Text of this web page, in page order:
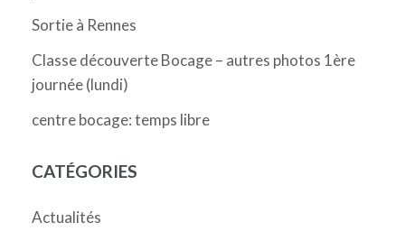
Sortie à Rennes
Classe découverte Bocage – autres photos 1ère
journée (lundi)
centre bocage: temps libre
CATÉGORIES
Actualités